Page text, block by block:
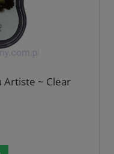
Artiste ~ Clear